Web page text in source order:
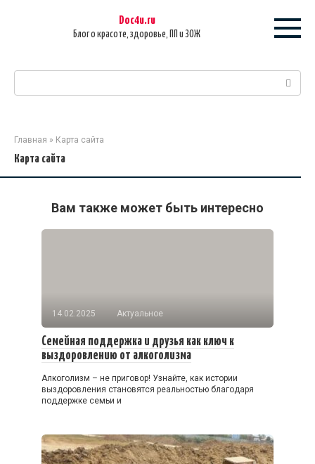
Doc4u.ru
Блог о красоте, здоровье, ПП и ЗОЖ
Главная » Карта сайта
Карта сайта
Вам также может быть интересно
14.02.2025 Актуальное
Семейная поддержка и друзья как ключ к
выздоровлению от алкоголизма
Алкоголизм – не приговор! Узнайте, как истории
выздоровления становятся реальностью благодаря
поддержке семьи и